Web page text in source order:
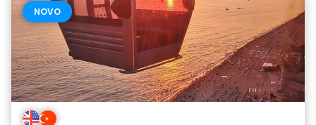
NOVO